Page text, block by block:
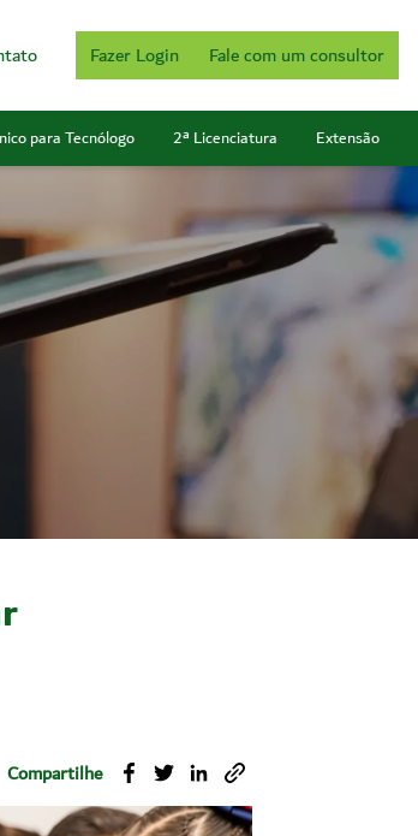
Fazer Login Fale com um consultor
para Tecnólogo 2ª Licenciatura Extensão
Compartilhe